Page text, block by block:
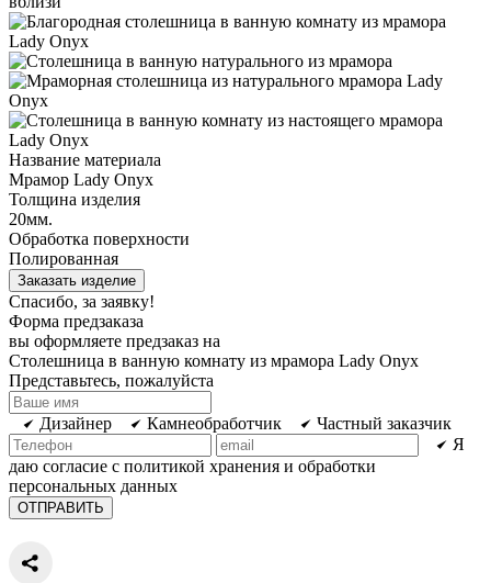
Название материала
Мрамор Lady Onyx
Толщина изделия
20мм.
Обработка поверхности
Полированная
Заказать изделие
Спасибо, за заявку!
Форма предзаказа
вы оформляете предзаказ на
Столешница в ванную комнату из мрамора Lady Onyx
Представьтесь, пожалуйста
Дизайнер Камнеобработчик
Частный заказчик
Я
даю согласие с политикой хранения и обработки
персональных данных